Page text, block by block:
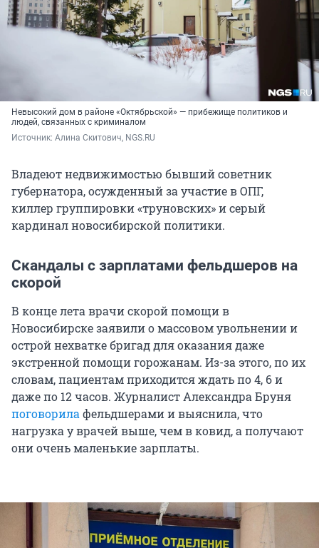
Невысокий дом в районе «Октябрьской» — прибежище политиков и
людей, связанных с криминалом
Источник: Алина Скитович, NGS.RU
Владеют недвижимостью бывший советник
губернатора, осужденный за участие в ОПГ,
киллер группировки «труновских» и серый
кардинал новосибирской политики.
Скандалы с зарплатами фельдшеров на
скорой
В конце лета врачи скорой помощи в
Новосибирске заявили о массовом увольнении и
острой нехватке бригад для оказания даже
экстренной помощи горожанам. Из-за этого, по их
словам, пациентам приходится ждать по 4, 6 и
даже по 12 часов. Журналист Александра Бруня
поговорила фельдшерами и выяснила, что
нагрузка у врачей выше, чем в ковид, а получают
они очень маленькие зарплаты.